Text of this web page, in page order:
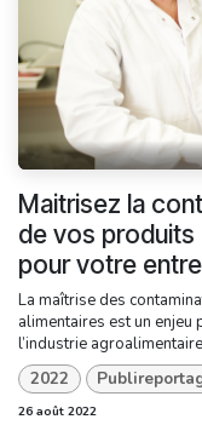
Maitrisez la
de vos produits
pour votre
La maîtrise des
alimentaires est un enjeu
l’industrie
2022
26 août 2022